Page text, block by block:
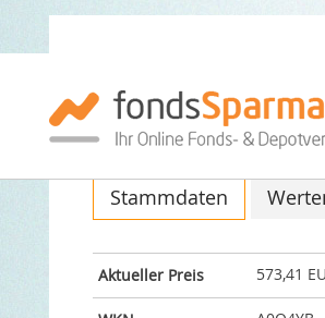
EPS -
ISIN: LU0355603787 / WKN:
Stammdaten
Aktueller Preis 573,41